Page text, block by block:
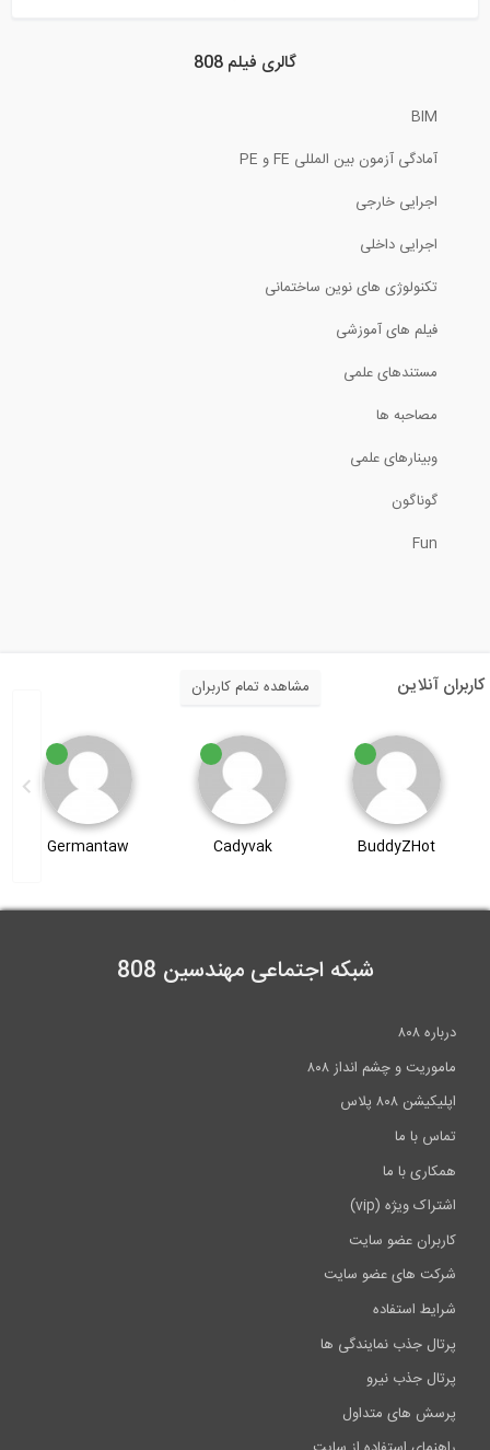
استفاده از فولاد سرد نورد شده برای ساخت...
1:00
گالری فیلم 808
BIM
آمادگی آزمون بین المللی FE و PE
اجرایی خارجی
اجرایی داخلی
تکنولوژی های نوین ساختمانی
فیلم های آموزشی
مستندهای علمی
مصاحبه ها
وبینارهای علمی
گوناگون
Fun
کاربران آنلاین مشاهده تمام کاربران
BuddyZHot
Cadyvak
Germantaw
شبکه اجتماعی مهندسین 808
درباره ۸۰۸
ماموریت و چشم انداز ۸۰۸
اپلیکیشن ۸۰۸ پلاس
تماس با ما
همکاری با ما
اشتراک ویژه (vip)
کاربران عضو سایت
شرکت های عضو سایت
شرایط استفاده
پرتال جذب نمایندگی ها
پرتال جذب نیرو
پرسش های متداول